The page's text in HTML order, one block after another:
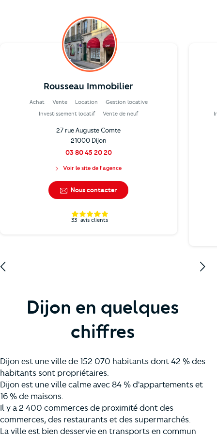
Rousseau Immobilier
Achat Vente Location
Gestion locative
Investissement locatif
Vente de neuf
27 rue Auguste Comte
21000 Dijon
03 80 45 20 20
Voir le site de l'agence
Nous contacter
33 avis clients
Dijon en quelques
chiffres
Dijon est une ville de 152 070 habitants dont 42 % des
habitants sont propriétaires.
Dijon est une ville calme avec 84 % d'appartements et
16 % de maisons.
Il y a 2 400 commerces de proximité dont des
commerces, des restaurants et des supermarchés.
La ville est bien desservie en transports en commun